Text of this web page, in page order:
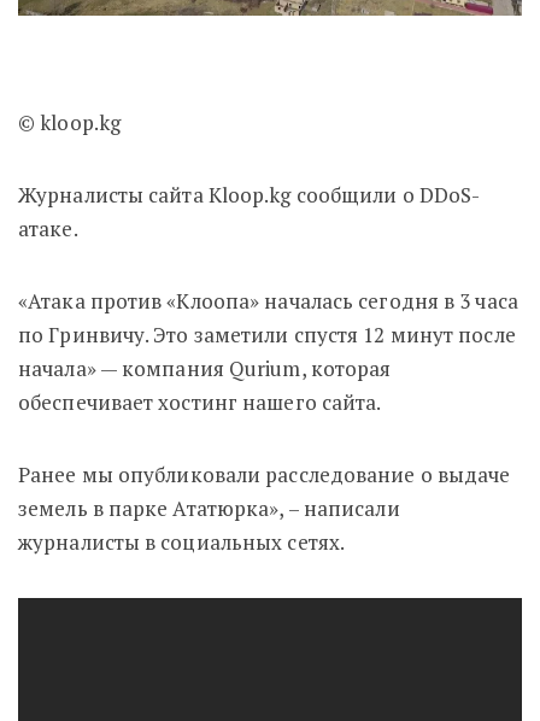
© kloop.kg
Журналисты сайта Kloop.kg сообщили о DDoS-
атаке.
«Атака против «Клоопа» началась сегодня в 3 часа
по Гринвичу. Это заметили спустя 12 минут после
начала» — компания Qurium, которая
обеспечивает хостинг нашего сайта.
Ранее мы опубликовали расследование о выдаче
земель в парке Ататюрка», – написали
журналисты в социальных сетях.